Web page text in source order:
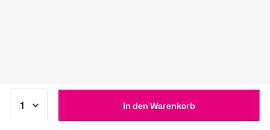
In den Warenkorb